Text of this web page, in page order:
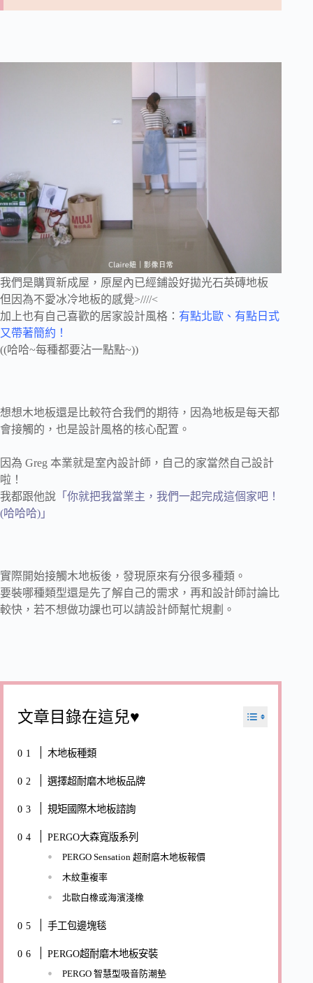
我們是購買新成屋，原屋內已經鋪設好拋光石英磚地板
但因為不愛冰冷地板的感覺>////<
加上也有自己喜歡的居家設計風格： 有點北歐、有點日式
又帶著簡約！
((哈哈~每種都要沾一點點~))
想想木地板還是比較符合我們的期待，因為地板是每天都
會接觸的，也是設計風格的核心配置。
因為 Greg 本業就是室內設計師，自己的家當然自己設計
啦！
我都跟他說 「你就把我當業主，我們一起完成這個家吧！
(哈哈哈)」
實際開始接觸木地板後，發現原來有分很多種類。
要裝哪種類型還是先了解自己的需求，再和設計師討論比
較快，若不想做功課也可以請設計師幫忙規劃。
文章目錄在這兒♥
木地板種類
選擇超耐磨木地板品牌
規矩國際木地板諮詢
PERGO大森寬版系列
PERGO Sensation 超耐磨木地板報價
木紋重複率
北歐白橡或海濱淺橡
手工包邊塊毯
PERGO超耐磨木地板安裝
PERGO 智慧型吸音防潮墊